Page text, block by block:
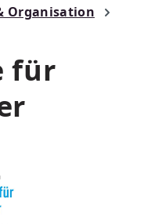
Organisation
für